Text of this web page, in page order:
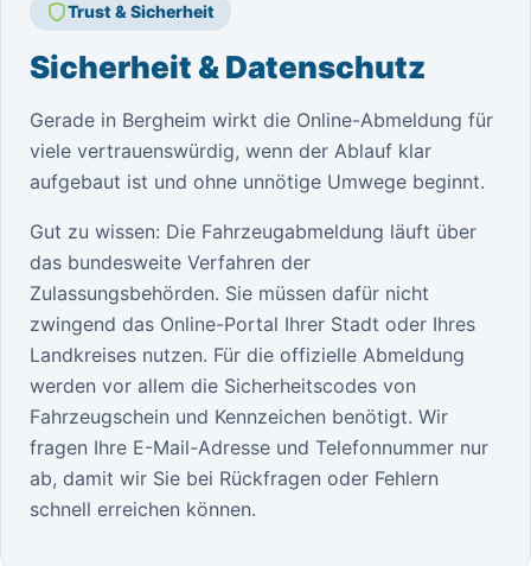
Trust & Sicherheit
Sicherheit & Datenschutz
Gerade in Bergheim wirkt die Online-Abmeldung für
viele vertrauenswürdig, wenn der Ablauf klar
aufgebaut ist und ohne unnötige Umwege beginnt.
Gut zu wissen: Die Fahrzeugabmeldung läuft über
das bundesweite Verfahren der
Zulassungsbehörden. Sie müssen dafür nicht
zwingend das Online-Portal Ihrer Stadt oder Ihres
Landkreises nutzen. Für die offizielle Abmeldung
werden vor allem die Sicherheitscodes von
Fahrzeugschein und Kennzeichen benötigt. Wir
fragen Ihre E-Mail-Adresse und Telefonnummer nur
ab, damit wir Sie bei Rückfragen oder Fehlern
schnell erreichen können.